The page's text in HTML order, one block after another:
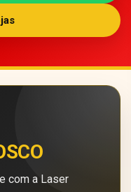
com a Laser